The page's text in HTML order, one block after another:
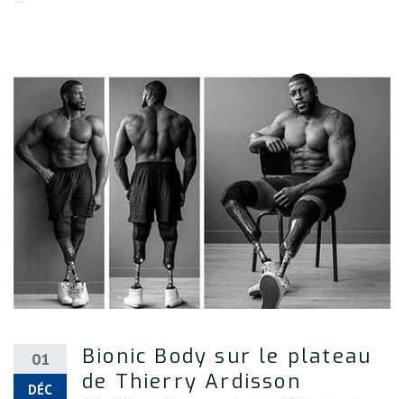
01
DÉC
Bionic Body sur le plateau
de Thierry Ardisson